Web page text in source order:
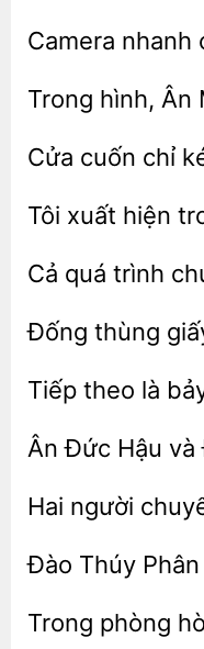
Trong hình,
Cửa cuốn chỉ
Tôi xuất hiện
quá trình
Đống
theo
Ân Đức Hậu
Hai
Đào
Trong phòng